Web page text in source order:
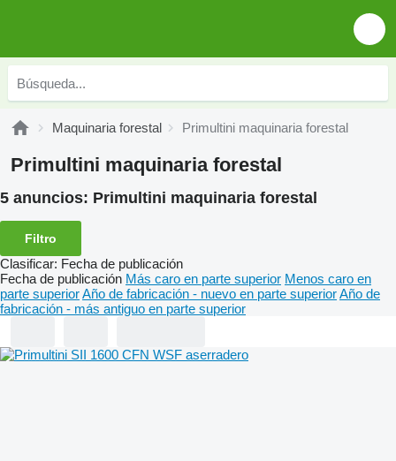
Maquinaria forestal Primultini maquinaria forestal
Primultini maquinaria forestal
5 anuncios: Primultini maquinaria forestal
Filtro
Clasificar: Fecha de publicación
Fecha de publicación Más caro en parte superior Menos caro en
parte superiorAño de fabricación - nuevo en parte superiorAño de
fabricación - más antiguo en parte superior